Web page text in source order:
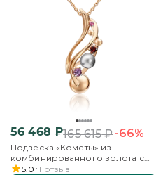
56 468 ₽165 615₽-66%
Подвеска «Кометы» из
комбинированного золота с
аметистом и гранатами
5.0 1 отзыв